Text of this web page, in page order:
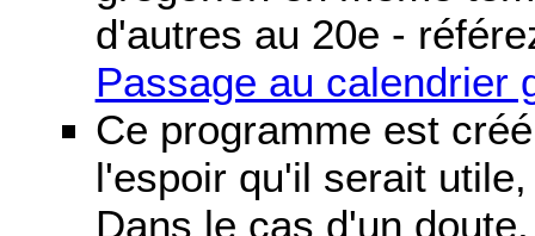
d'autres au 20e -
Passage au calendrier
Ce programme est
l'espoir qu'il serait
Dans le cas d'un